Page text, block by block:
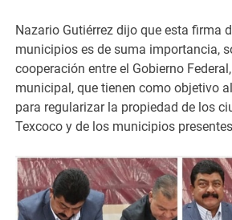
Nazario Gutiérrez dijo que esta firma
municipios es de suma importancia,
cooperación entre el Gobierno
municipal, que tienen como objetivo
para regularizar la propiedad de los
Texcoco y de los municipios